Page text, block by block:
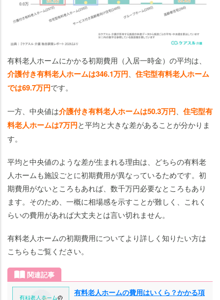
有料老人ホームにかかる初期費用（入居一時金）の平均は、
介護付き有料老人ホームは346.1万円
住宅型有料老人ホーム
では69.7万円です。
一方、中央値は介護付き有料老人ホームは50.3万円
住宅型有
料老人ホームは7万円と平均と大きな差があることが分かりま
す。
平均と中央値のような差が生まれる理由は、どちらの有料老
人ホームも施設ごとに初期費用が異なっているためです。初
期費用がないところもあれば、数千万円必要なところもあり
ます。そのため、一概に相場感を示すことが難しく、これく
らいの費用があれば大丈夫とは言い切れません。
有料老人ホームの初期費用についてより詳しく知りたい方は
こちらもご覧ください。
関連記事
有料老人ホームの費用はいくら？かかる項